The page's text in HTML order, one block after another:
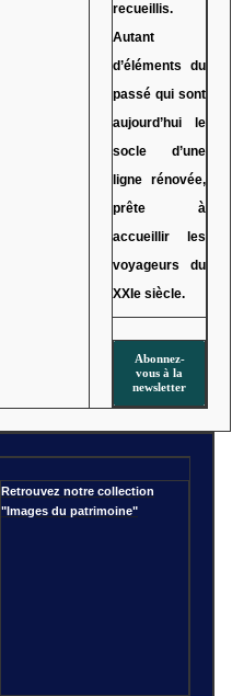
recueillis.
Autant
d’éléments du
passé qui sont
aujourd’hui le
socle d’une
ligne rénovée,
prête à
accueillir les
voyageurs du
XXIe siècle.
Abonnez-
vous à la
newsletter
Retrouvez notre collection
"Images du patrimoine"